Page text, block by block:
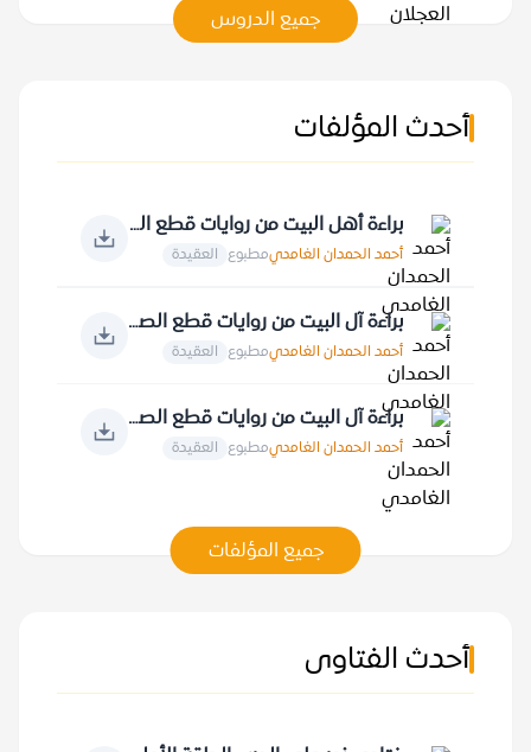
جميع الدروس
أحدث المؤلفات
براءة أهل البيت من روايات قطع الصلة بالقرآن الكريم
أحمد الحمدان الغامديمطبوع العقيدة
براءة آل البيت من روايات قطع الصلة بالأمة الإسلامية
أحمد الحمدان الغامديمطبوع العقيدة
براءة آل البيت من روايات قطع الصلة بالصحابة والعرب جميعا
أحمد الحمدان الغامديمطبوع العقيدة
جميع المؤلفات
أحدث الفتاوى